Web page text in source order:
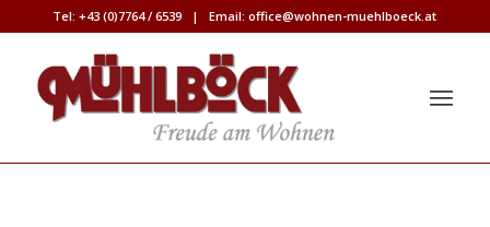
Tel:+43 (0)7764 / 6539 | Email:office@wohnen-muehlboeck.at